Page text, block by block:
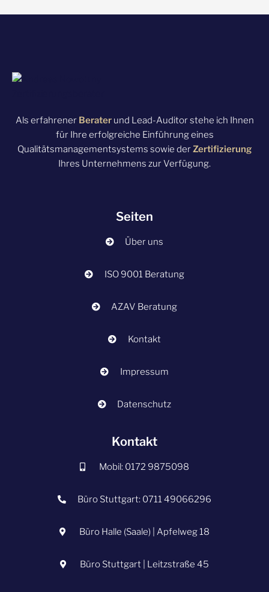
Als erfahrener Beraterund Lead-Auditor stehe ich Ihnen
für Ihre erfolgreiche Einführung eines
Qualitätsmanagementsystems sowie derZertifizierung
Ihres Unternehmens zur Verfügung.
Seiten
Über uns
ISO 9001 Beratung
AZAV Beratung
Kontakt
Impressum
Datenschutz
Kontakt
Mobil: 0172 9875098
Büro Stuttgart: 0711 49066296
Büro Halle (Saale) | Apfelweg 18
Büro Stuttgart | Leitzstraße 45